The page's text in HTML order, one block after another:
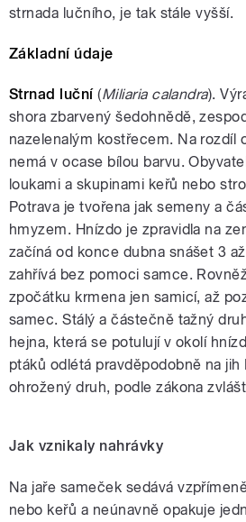
strnada lučního, je tak stále vyšší.
Základní údaje
Strnad luční(Miliaria calandra).
shora zbarvený šedohnědě,
nazelenalým kostřecem. Na rozdíl
nemá v ocase bílou barvu.
loukami a skupinami keřů nebo
Potrava je tvořena jak semeny a
hmyzem. Hnízdo je zpravidla na
začíná od konce dubna snášet 3
zahřívá bez pomoci samce.
zpočátku krmena jen samicí, až
samec. Stálý a částečně tažný
hejna, která se potulují v okolí
ptáků odlétá pravděpodobně na
ohrožený druh, podle zákona
Jak vznikaly nahrávky
Na jaře sameček sedává
nebo keřů a neúnavně opakuje